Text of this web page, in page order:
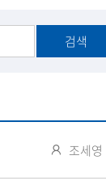
검색
작
조세영